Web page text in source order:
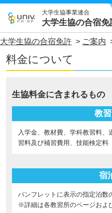
大学生協事業連合
大学生協の合宿免
大学生協の合宿免許 > ご案内
料金について
生協料金に含まれるもの
教
入学金、教材費、学科教習料
習料及び補習費用、技能検定料
宿
パンフレットに表示の指定泊数
※詳細は各教習所のページおよ